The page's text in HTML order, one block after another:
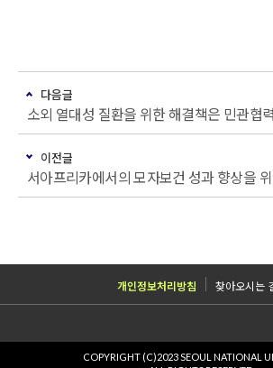
다음글
이전글
개인정보처리방침 찾아오시는
COPYRIGHT (C)2023 SEOUL NATIONAL